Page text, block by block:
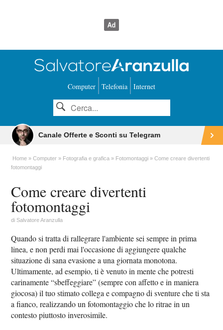
Computer Telefonia Internet
Canale Offerte e Sconti su Telegram
Home Computer Fotografia e grafica Fotomontaggi
Come creare divertenti
fotomontaggi
Come creare divertenti
fotomontaggi
diSalvatore Aranzulla
Quando si tratta di rallegrare l'ambiente sei sempre in prima
linea, e non perdi mai l'occasione di aggiungere qualche
situazione di sana evasione a una giornata monotona.
Ultimamente, ad esempio, ti è venuto in mente che potresti
carinamente “sbeffeggiare” (sempre con affetto e in maniera
giocosa) il tuo stimato collega e compagno di sventure che ti sta
a fianco, realizzando un fotomontaggio che lo ritrae in un
contesto piuttosto inverosimile.